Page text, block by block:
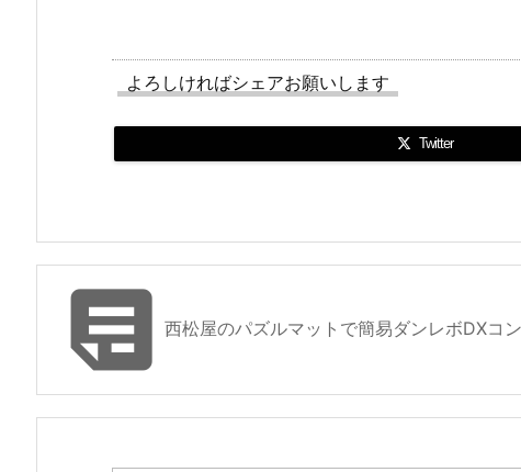
よろしければシェアお願いします
Twitter
西松屋のパズルマットで簡易ダンレボDXコ